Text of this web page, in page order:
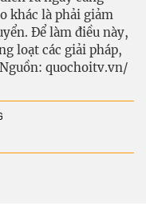
khác là phải giảm
Để làm điều này,
loạt các giải pháp,
quochoitv.vn/